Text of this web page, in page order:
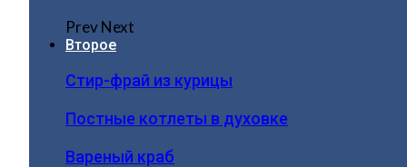
PrevNext
Второе
Стир-фрай из курицы
Постные котлеты в духовке
Вареный краб